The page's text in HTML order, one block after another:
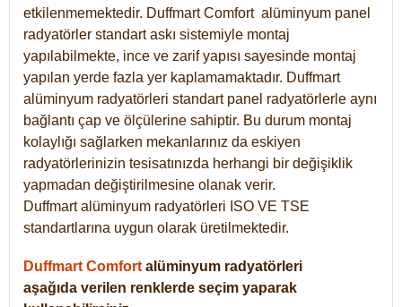
etkilenmemektedir. DuffmartComfort alüminyum panel
radyatörler standart askı sistemiyle montaj
yapılabilmekte, ince ve zarif yapısı sayesinde montaj
yapılan yerde fazla yer kaplamamaktadır. Duffmart
alüminyum radyatörleri standart panel radyatörlerle aynı
bağlantı çap ve ölçülerine sahiptir. Bu durum montaj
kolaylığı sağlarken mekanlarınız da eskiyen
radyatörlerinizin tesisatınızda herhangi bir değişiklik
yapmadan değiştirilmesine olanak verir.
Duffmart alüminyum radyatörleri ISO VE TSE
standartlarına uygun olarak üretilmektedir.
Duffmart Comfort alüminyum radyatörleri
aşağıda verilen renklerde seçim yaparak